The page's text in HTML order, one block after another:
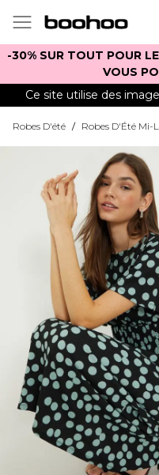
-30% SUR TOUT POUR
VOUS
Ce site utilise des
Robes D'été / Robes D'Été Mi-